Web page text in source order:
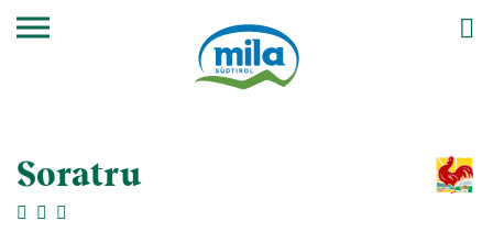
Soratru